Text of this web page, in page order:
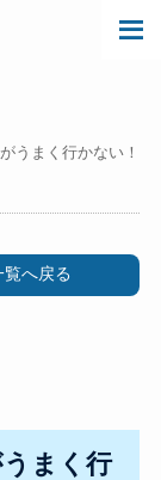
うまく行かない！
覧へ戻る
まく行